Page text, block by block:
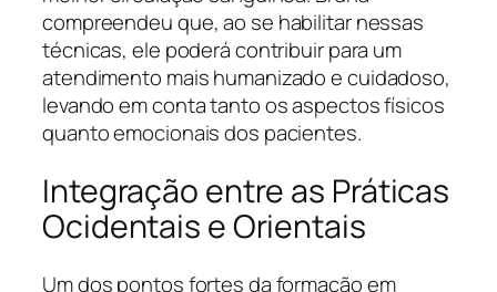
compreendeu que, ao se habilitar nessas
técnicas, ele poderá contribuir para um
atendimento mais humanizado e cuidadoso,
levando em conta tanto os aspectos físicos
quanto emocionais dos pacientes.
Integração entre as Práticas
Ocidentais e Orientais
Um dos pontos fortes da formação em